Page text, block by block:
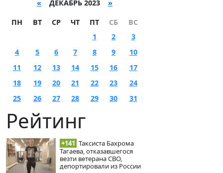
« ДЕКАБРЬ 2023 »
ПН ВТ СР ЧТ ПТ СБ
ВС
1
2
3
4
5 6 7 8 9
10
11
12 13 14 15 16
17
18
19 20 21 22 23
24
25
26 27 28 29 30 31
Рейтинг
+141 Таксиста Бахрома
Тагаева, отказавшегося
везти ветерана СВО,
депортировали из России